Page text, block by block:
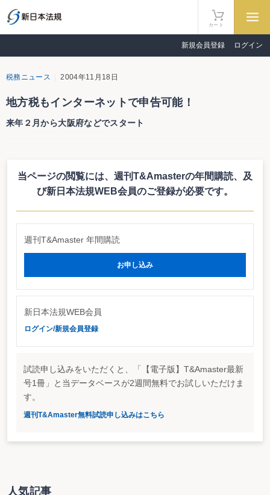
カート
新規会員登録 ログイン
税務ニュース 2004年11月18日
地方税もインターネットで申告可能！
来年２月から大阪府などでスタート
た。対象となるのは、法人都道府県民税・法人事業税。岐阜県、大阪府、兵庫
県、和歌山県、岡山県、佐賀県でスタートし、順次、拡大していく。利用届出
の受付は１月21日から。また、平成18年１月からは13の政令指定都市で電子
可能になる。なお、平成19年度末までには電子納税も可能にする予定だ。
交付してもらい、申告に利用するソフトウェア（民間の会計ソフトも可能）を
ダウンロードし、電子申告を行うことになる。
当ページの閲覧には、週刊T&Amasterの年間購読、 及
び新日本法規WEB会員のご登録が必要です。
週刊T&Amaster 年間購読
お申し込み
新日本法規WEB会員
ログイン/新規会員登録
試読申し込みをいただくと、「【電子版】T&Amaster最新
号1冊」と当データベースが2週間無料でお試しいただけま
す。
週刊T&Amaster無料試読申し込みはこちら
人気記事